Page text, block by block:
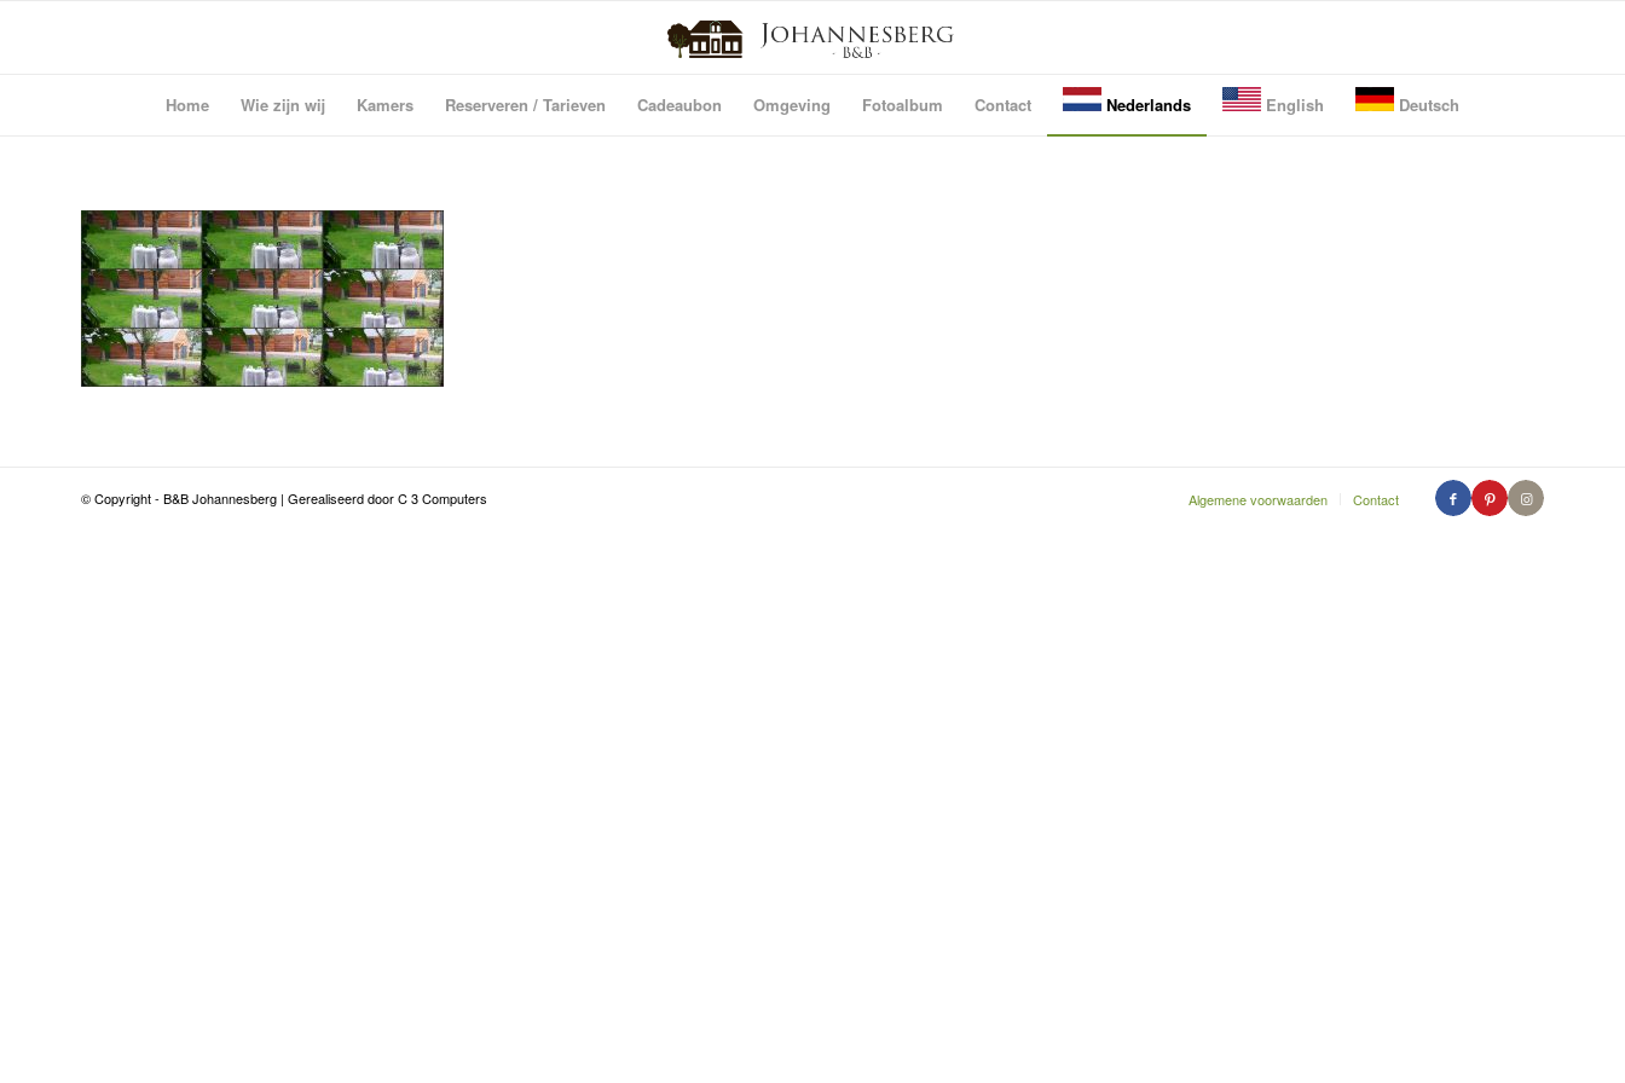
Home Wie zijn wij Kamers Reserveren / Tarieven Cadeaubon Omgeving Fotoalbum Contact Nederlands English Deutsch
© Copyright - B&B Johannesberg | Gerealiseerd door C 3 Computers Algemene voorwaarden Contact